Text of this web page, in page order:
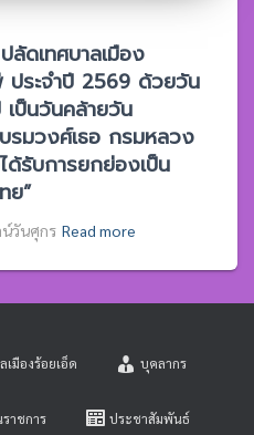
ดเทศบาลเมือง
ประจำปี 2569 ด้วยวัน
ป็นวันคล้ายวัน
รมวงศ์เธอ กรมหลวง
ด้รับการยกย่องเป็น
ย”
น์วันศุกร Read more
เมืองร้อยเอ็ด บุคลากร
าชการ ประชาสัมพันธ์